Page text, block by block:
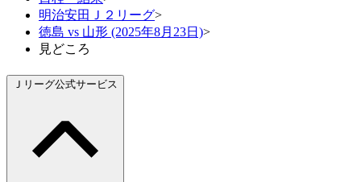
明治安田Ｊ２リーグ>
徳島 vs 山形 (2025年8月23日)>
見どころ
Ｊリーグ公式サービス